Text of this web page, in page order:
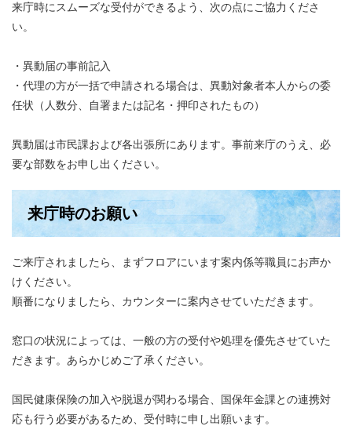
来庁時にスムーズな受付ができるよう、次の点にご協力くださ
い。
・異動届の事前記入
・代理の方が一括で申請される場合は、異動対象者本人からの委
任状（人数分、自署または記名・押印されたもの）
異動届は市民課および各出張所にあります。事前来庁のうえ、必
要な部数をお申し出ください。
来庁時のお願い
ご来庁されましたら、まずフロアにいます案内係等職員にお声か
けください。
順番になりましたら、カウンターに案内させていただきます。
窓口の状況によっては、一般の方の受付や処理を優先させていた
だきます。あらかじめご了承ください。
国民健康保険の加入や脱退が関わる場合、国保年金課との連携対
応も行う必要があるため、受付時に申し出願います。